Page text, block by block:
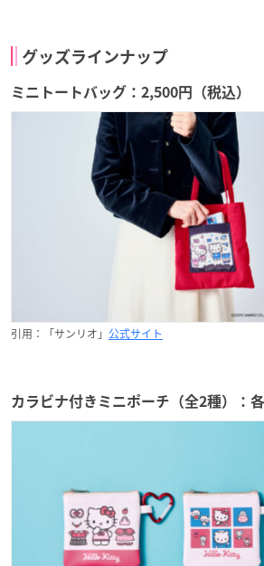
グッズラインナップ
ミニトートバッグ：2,500円（税込）
引用：「サンリオ」 公式サイト
カラビナ付きミニポーチ（全2種）：